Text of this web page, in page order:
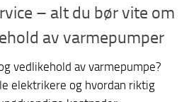
– alt du bør vite om
av varmepumper
vedlikehold av varmepumpe?
elektrikere og hvordan riktig